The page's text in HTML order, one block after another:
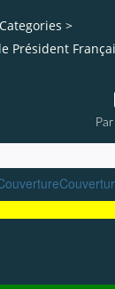
Categories >
Président